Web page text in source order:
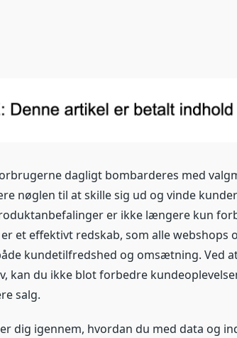
dagligt bombarderes med
nøglen til at skille sig ud og vinde
er ikke længere kun
et effektivt redskab, som alle webshops
kundetilfredshed og omsætning. Ved
kan du ikke blot forbedre
salg.
dig igennem, hvordan du med data og